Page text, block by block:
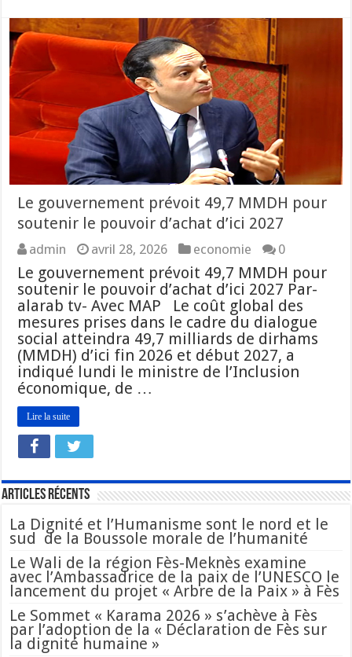
Le gouvernement prévoit 49,7 MMDH pour
soutenir le pouvoir d’achat d’ici 2027
admin avril 28, 2026 economie 0
Le gouvernement prévoit 49,7 MMDH pour
soutenir le pouvoir d’achat d’ici 2027 Par-
alarab tv- Avec MAP Le coût global des
mesures prises dans le cadre du dialogue
social atteindra 49,7 milliards de dirhams
(MMDH) d’ici fin 2026 et début 2027, a
indiqué lundi le ministre de l’Inclusion
économique, de …
Lire la suite
Articles Récents
La Dignité et l’Humanisme sont le nord et le
sud de la Boussole morale de l’humanité
Le Wali de la région Fès-Meknès examine
avec l’Ambassadrice de la paix de l’UNESCO le
lancement du projet « Arbre de la Paix » à Fès
Le Sommet « Karama 2026 » s’achève à Fès
par l’adoption de la « Déclaration de Fès sur
la dignité humaine »